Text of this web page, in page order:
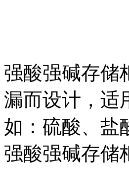
强酸强碱存储
漏而设计，适
如：硫酸、盐
强酸强碱存储